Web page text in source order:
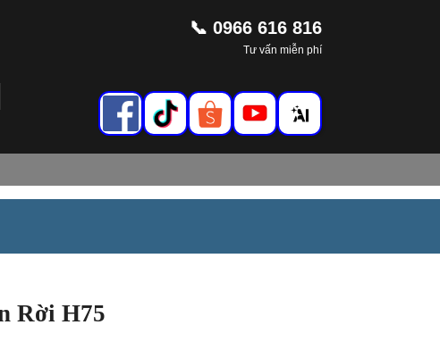
📞 0966 616 816
Tư vấn miễn phí
Rời H75